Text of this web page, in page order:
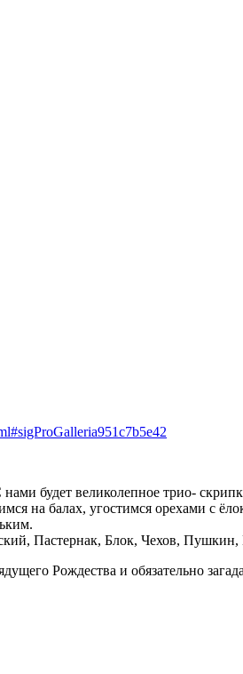
будет великолепное трио-
на балах, угостимся орехами с
Пастернак, Блок, Чехов, Пушкин,
Рождества и обязательно